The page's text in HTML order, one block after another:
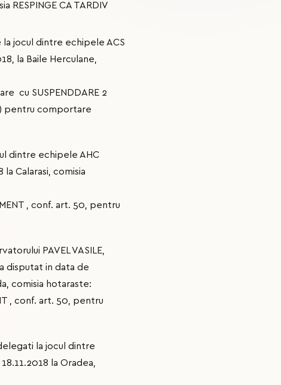
RESPINGE CA TARDIV
la jocul dintre echipele ACS
la Baile Herculane,
cu SUSPENDDARE 2
pentru comportare
dintre echipele AHC
Calarasi, comisia
, conf. art. 50, pentru
PAVEL VASILE,
disputat in data de
comisia hotaraste:
, conf. art. 50, pentru
la jocul dintre
la Oradea,